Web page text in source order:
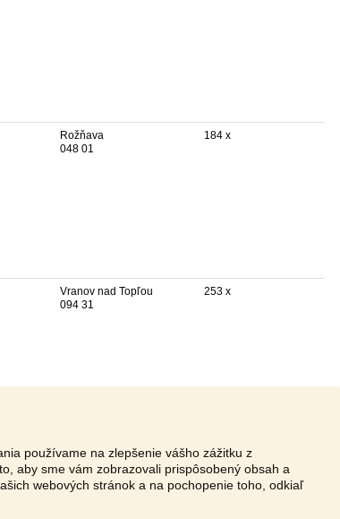
používame na zlepšenie vášho zážitku z
aby sme vám zobrazovali prispôsobený obsah a
webových stránok a na pochopenie toho, odkiaľ
Rožňava
048 01
184 x
Vranov nad Topľou
094 31
253 x